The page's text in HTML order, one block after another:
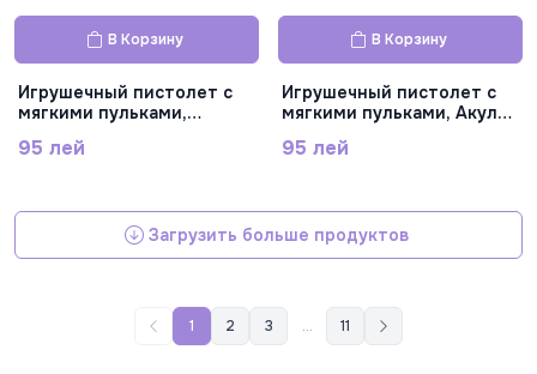
В Корзину
Игрушечный пистолет с
мягкими пульками,
95 лей
В Корзину
Игрушечный пистолет с
мягкими пульками, Акула,
95 лей
Загрузить больше продуктов
1 2 3 ... 11